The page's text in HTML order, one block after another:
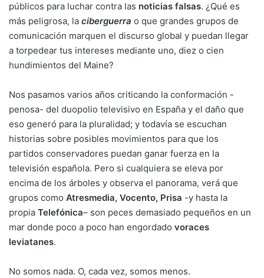
públicos para luchar contra las noticias falsas. ¿Qué es
más peligrosa, la ciberguerra o que grandes grupos de
comunicación marquen el discurso global y puedan llegar
a torpedear tus intereses mediante uno, diez o cien
hundimientos del Maine?
Nos pasamos varios años criticando la conformación -
penosa- del duopolio televisivo en España y el daño que
eso generó para la pluralidad; y todavía se escuchan
historias sobre posibles movimientos para que los
partidos conservadores puedan ganar fuerza en la
televisión española. Pero si cualquiera se eleva por
encima de los árboles y observa el panorama, verá que
grupos como Atresmedia, Vocento, Prisa -y hasta la
propia Telefónica– son peces demasiado pequeños en un
mar donde poco a poco han engordado voraces
leviatanes.
No somos nada. O, cada vez, somos menos.